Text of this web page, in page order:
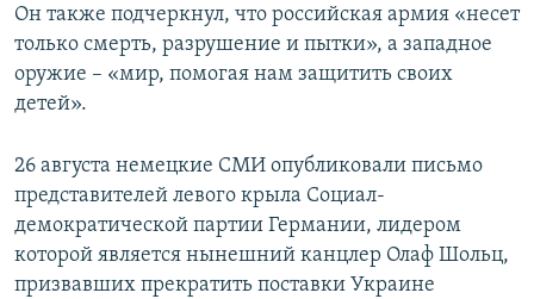
Он также подчеркнул, что российская армия «несет
только смерть, разрушение и пытки», а западное
оружие – «мир, помогая нам защитить своих
детей».
26 августа немецкие СМИ опубликовали письмо
представителей левого крыла Социал-
демократической партии Германии, лидером
которой является нынешний канцлер Олаф Шольц,
призвавших прекратить поставки Украине